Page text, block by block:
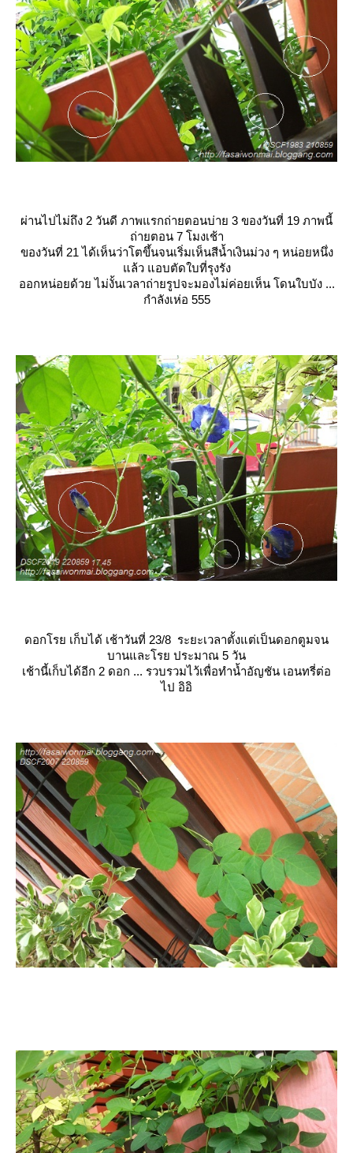
ผ่านไปไม่ถึง 2 วันดี ภาพแรกถ่ายตอนบ่าย 3 ของวันที่ 19 ภาพนี้
ถ่ายตอน 7 โมงเช้า
ของวันที่ 21 ได้เห็นว่าโตขึ้นจนเริ่มเห็นสีน้ำเงินม่วง ๆ หน่อยหนึ่ง
ล้ว แอบตัดใบที่รุงรัง
ออกหน่อยด้วย ไม่งั้นเวลาถ่ายรูปจะมองไม่ค่อยเห็น โดนใบบัง ...
กำลังเห่อ 555
ดอกโรย เก็บได้ เช้าวันที่ 23/8 ระยะเวลาตั้งแต่เป็นดอกตูมจน
บานและโรย ประมาณ 5 วัน
เช้านี้เก็บได้อีก 2 ดอก ... รวบรวมไว้เพื่อทำน้ำอัญชัน เอนทรี่ต่อ
ไป อิอิ